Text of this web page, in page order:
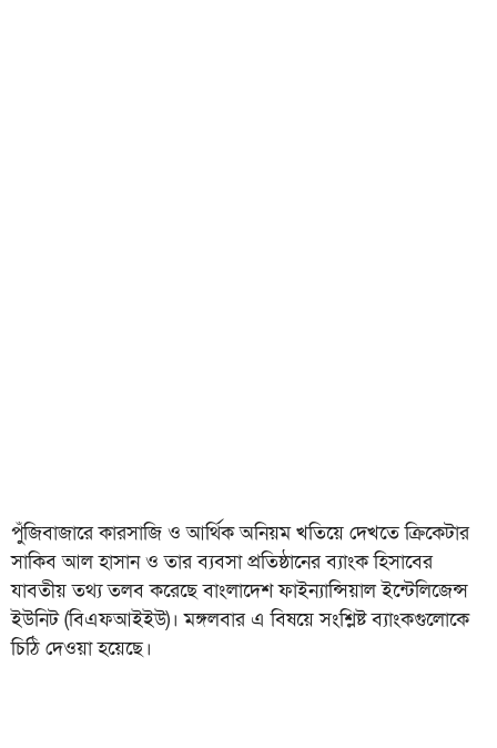
পুঁজিবাজারে কারসাজি ও আর্থিক অনিয়ম খতিয়ে দেখতে ক্রিকেটার
সাকিব আল হাসান ও তার ব্যবসা প্রতিষ্ঠানের ব্যাংক হিসাবের
যাবতীয় তথ্য তলব করেছে বাংলাদেশ ফাইন্যান্সিয়াল ইন্টেলিজেন্স
ইউনিট (বিএফআইইউ)। মঙ্গলবার এ বিষয়ে সংশ্লিষ্ট ব্যাংকগুলোকে
চিঠি দেওয়া হয়েছে।